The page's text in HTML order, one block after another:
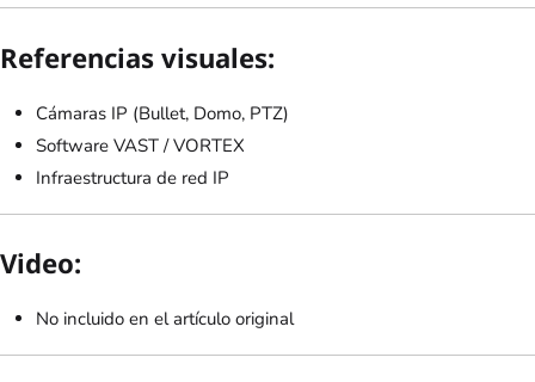
Referencias visuales:
Cámaras IP (Bullet, Domo, PTZ)
Software VAST / VORTEX
Infraestructura de red IP
Video:
No incluido en el artículo original